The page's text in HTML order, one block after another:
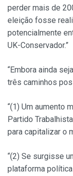
perder mais de
eleição fosse
potencialmente
UK-Conservador.”
“Embora ainda
três caminhos
“(1) Um aumento
Partido
para capitalizar o
“(2) Se surgisse
plataforma